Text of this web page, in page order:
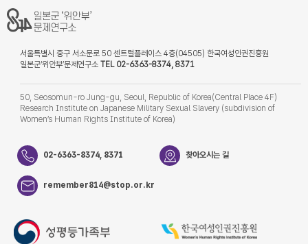
서울특별시 중구 서소문로 50 센트럴플레이스 4층(04505) 한국여성인권진흥원
일본군‘위안부’문제연구소 TEL 02-6363-8374, 8371
50, Seosomun-ro Jung-gu, Seoul, Republic of Korea(Central Place 4F)
Research Institute on Japanese Military Sexual Slavery (subdivision of
Women’s Human Rights Institute of Korea)
02-6363-8374, 8371 찾아오시는 길
remember814@stop.or.kr